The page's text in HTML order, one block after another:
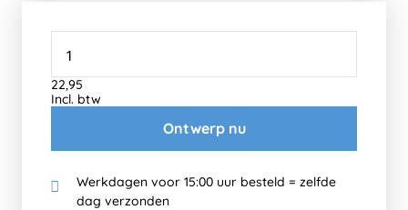
Ontwerp nu
22,95
Incl. btw
Werkdagen voor 15:00 uur besteld = zelfde
dag verzonden